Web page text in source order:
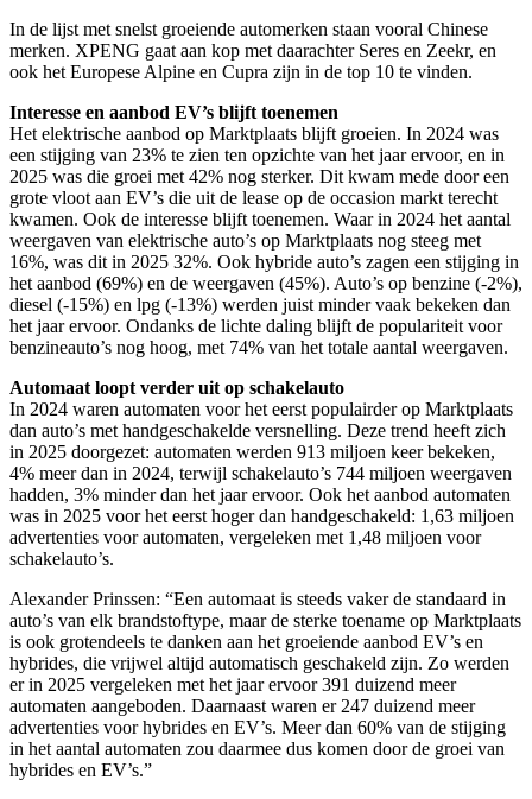
In de lijst met snelst groeiende automerken staan vooral Chinese
merken. XPENG gaat aan kop met daarachter Seres en Zeekr, en
ook het Europese Alpine en Cupra zijn in de top 10 te vinden.
Interesse en aanbod EV’s blijft toenemen
Het elektrische aanbod op Marktplaats blijft groeien. In 2024 was
een stijging van 23% te zien ten opzichte van het jaar ervoor, en in
2025 was die groei met 42% nog sterker. Dit kwam mede door een
grote vloot aan EV’s die uit de lease op de occasion markt terecht
kwamen. Ook de interesse blijft toenemen. Waar in 2024 het aantal
weergaven van elektrische auto’s op Marktplaats nog steeg met
16%, was dit in 2025 32%. Ook hybride auto’s zagen een stijging in
het aanbod (69%) en de weergaven (45%). Auto’s op benzine (-2%),
diesel (-15%) en lpg (-13%) werden juist minder vaak bekeken dan
het jaar ervoor. Ondanks de lichte daling blijft de populariteit voor
benzineauto’s nog hoog, met 74% van het totale aantal weergaven.
Automaat loopt verder uit op schakelauto
In 2024 waren automaten voor het eerst populairder op Marktplaats
dan auto’s met handgeschakelde versnelling. Deze trend heeft zich
in 2025 doorgezet: automaten werden 913 miljoen keer bekeken,
4% meer dan in 2024, terwijl schakelauto’s 744 miljoen weergaven
hadden, 3% minder dan het jaar ervoor. Ook het aanbod automaten
was in 2025 voor het eerst hoger dan handgeschakeld: 1,63 miljoen
advertenties voor automaten, vergeleken met 1,48 miljoen voor
schakelauto’s.
Alexander Prinssen: “Een automaat is steeds vaker de standaard in
auto’s van elk brandstoftype, maar de sterke toename op Marktplaats
is ook grotendeels te danken aan het groeiende aanbod EV’s en
hybrides, die vrijwel altijd automatisch geschakeld zijn. Zo werden
er in 2025 vergeleken met het jaar ervoor 391 duizend meer
automaten aangeboden. Daarnaast waren er 247 duizend meer
advertenties voor hybrides en EV’s. Meer dan 60% van de stijging
in het aantal automaten zou daarmee dus komen door de groei van
hybrides en EV’s.”